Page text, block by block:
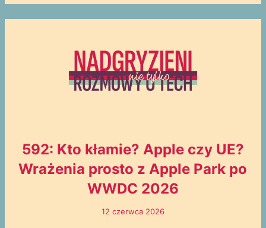
592: Kto kłamie? Apple czy UE?
Wrażenia prosto z Apple Park po
WWDC 2026
12 czerwca 2026